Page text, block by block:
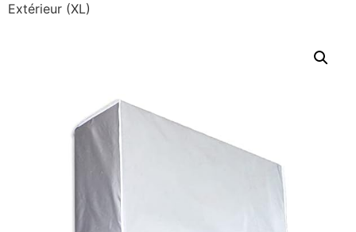
Extérieur (XL)